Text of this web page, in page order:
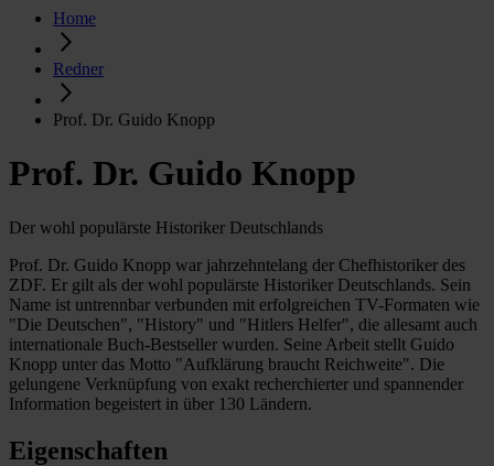
Home
Redner
Prof. Dr. Guido Knopp
Prof. Dr. Guido Knopp
Der wohl populärste Historiker Deutschlands
Prof. Dr. Guido Knopp war jahrzehntelang der Chefhistoriker des
ZDF. Er gilt als der wohl populärste Historiker Deutschlands. Sein
Name ist untrennbar verbunden mit erfolgreichen TV-Formaten wie
"Die Deutschen", "History" und "Hitlers Helfer", die allesamt auch
internationale Buch-Bestseller wurden. Seine Arbeit stellt Guido
Knopp unter das Motto "Aufklärung braucht Reichweite". Die
gelungene Verknüpfung von exakt recherchierter und spannender
Information begeistert in über 130 Ländern.
Eigenschaften